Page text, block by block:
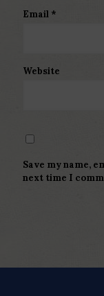
Email *
Website
Save my name,
next time I